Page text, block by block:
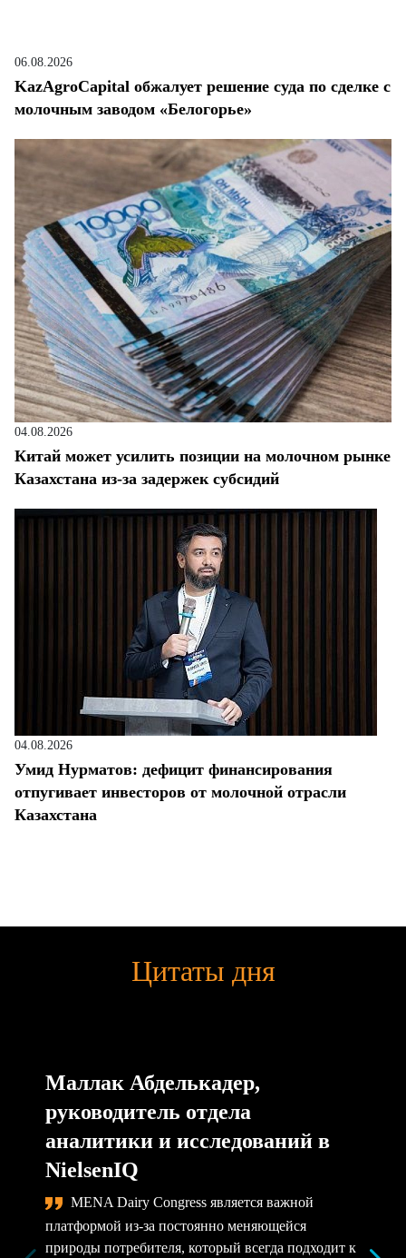
06.08.2026
KazAgroCapital обжалует решение суда по сделке с
молочным заводом «Белогорье»
04.08.2026
Китай может усилить позиции на молочном рынке
Казахстана из-за задержек субсидий
04.08.2026
Умид Нурматов: дефицит финансирования
отпугивает инвесторов от молочной отрасли
Казахстана
Цитаты дня
Маллак Абделькадер,
руководитель отдела
аналитики и исследований в
NielsenIQ
MENA Dairy Congress является важной
платформой из-за постоянно меняющейся
природы потребителя, который всегда подходит к